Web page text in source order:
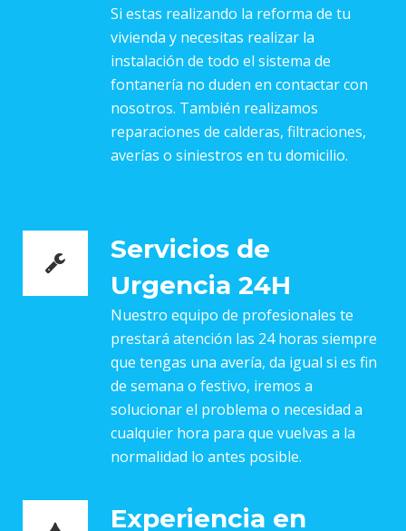
Si estas realizando la reforma de tu
vivienda y necesitas realizar la
instalación de todo el sistema de
fontanería no duden en contactar con
nosotros. También realizamos
reparaciones de calderas, filtraciones,
averías o siniestros en tu domicilio.
Servicios de
Urgencia 24H
Nuestro equipo de profesionales te
prestará atención las 24 horas siempre
que tengas una avería, da igual si es fin
de semana o festivo, iremos a
solucionar el problema o necesidad a
cualquier hora para que vuelvas a la
normalidad lo antes posible.
Experiencia en